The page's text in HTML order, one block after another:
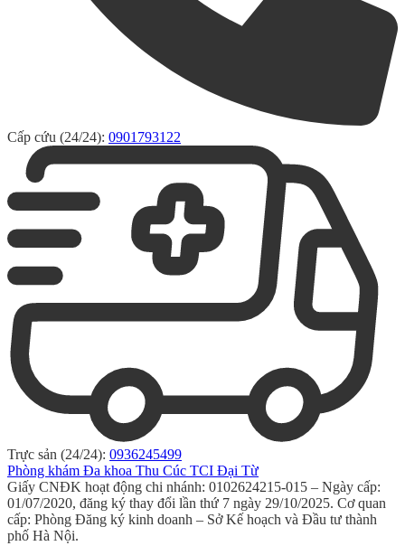
Cấp cứu (24/24): 0901793122
Trực sản (24/24): 0936245499
Phòng khám Đa khoa Thu Cúc TCI Đại Từ
Giấy CNĐK hoạt động chi nhánh: 0102624215-015 – Ngày cấp:
01/07/2020, đăng ký thay đổi lần thứ 7 ngày 29/10/2025. Cơ quan
cấp: Phòng Đăng ký kinh doanh – Sở Kế hoạch và Đầu tư thành
phố Hà Nội.